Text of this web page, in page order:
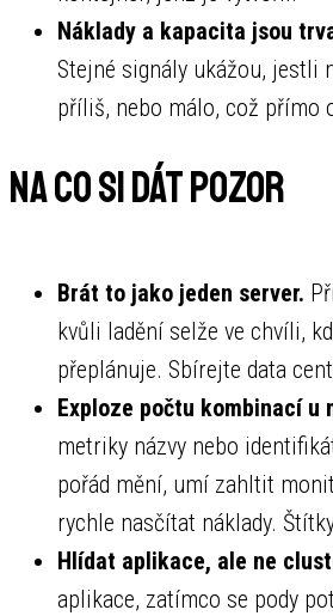
Náklady a kapacita jsou
Stejné signály ukážou, jestli
příliš, nebo málo, což přímo
Na co si dát pozor
Brát to jako jeden server.
kvůli ladění selže ve chvíli,
přeplánuje. Sbírejte data
Exploze počtu kombinací u
metriky názvy nebo
pořád mění, umí zahltit
rychle nasčítat náklady.
Hlídat aplikace, ale ne
aplikace, zatímco se pody